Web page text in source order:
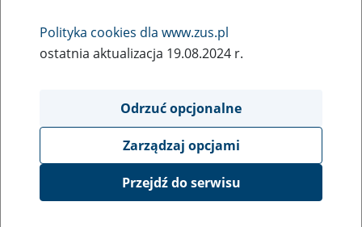
Rodzaj wydarzenia
Szkolenia
obsługa klientów
Event description
Platforma Usług Elektronicznych eZUS
Polityka cookies dla www.zus.pl
ostatnia aktualizacja 19.08.2024 r.
Odrzuć opcjonalne
Zarządzaj opcjami
Przejdź do serwisu